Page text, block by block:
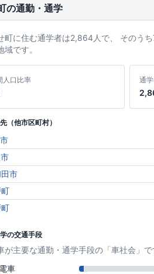
の通勤・通学
町に住む通学者は2,864人で、 そのう
域です。
人口比率 通
（他市区町村）
市
の交通手段
が主要な通勤・通学手段の「車社会」で
車